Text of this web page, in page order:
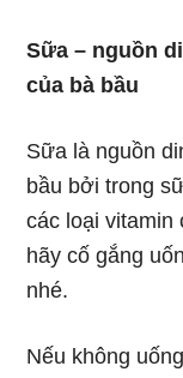
Sữa – nguồn
của bà bầu
Sữa là nguồn
bầu bởi trong
các loại vitamin
hãy cố gắng
nhé.
Nếu không